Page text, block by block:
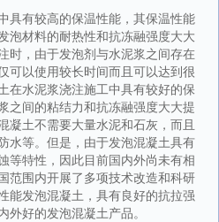
具有较高的保温性能，其保温性能
泡材料的耐热性和抗冻融强度大大
时，由于发泡剂与水泥浆之间存在
可以使用较长时间而且可以达到很
在水泥浆浇注施工中具有较好的保
之间的粘结力和抗冻融强度大大提
凝土不需要大量水泥和石灰，而且
水等。但是，由于发泡混凝土具有
等特性，因此目前国内外尚未有相
范围内开展了多项技术改造和科研
能发泡混凝土，具有良好的抗拉强
好的发泡混凝土产品。